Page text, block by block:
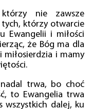
nie zawsze
którzy otwarcie
Ewangelii i miłości
że Bóg ma dla
miłosierdzia i mamy
trwa, bo choć
to Ewangelia trwa
wszystkich dalej, ku